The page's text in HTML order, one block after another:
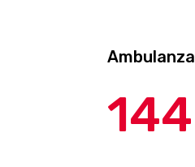
Ambulanza
144